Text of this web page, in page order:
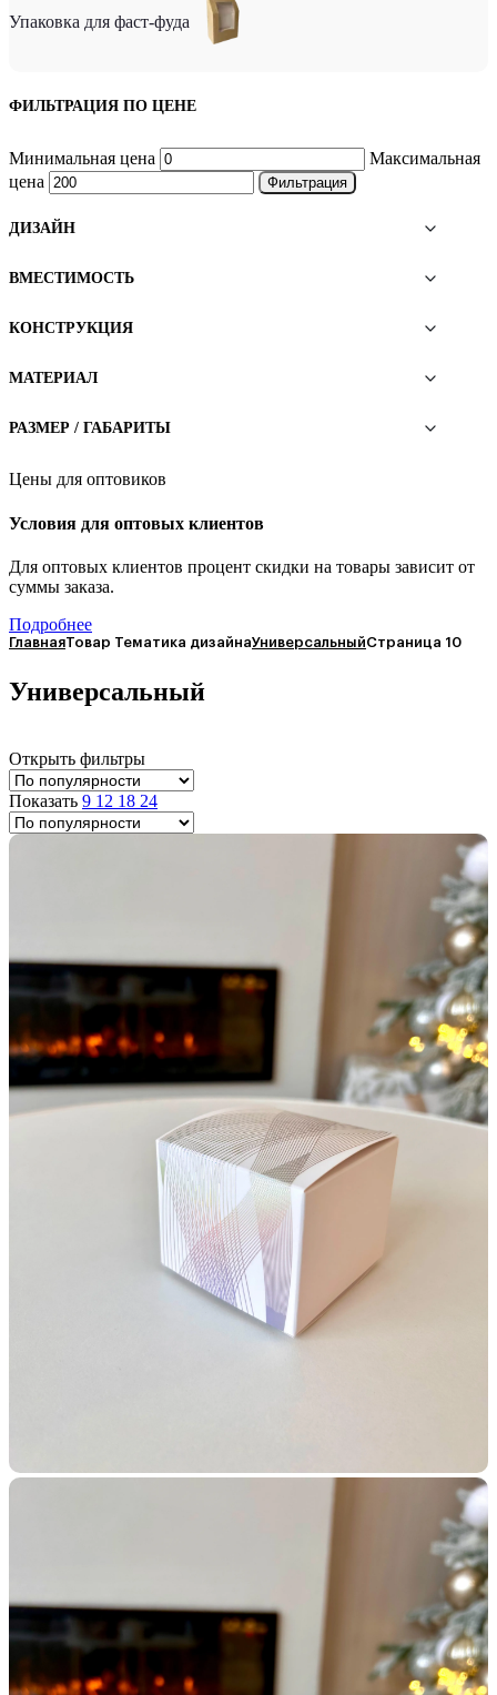
Упаковка для фаст-фуда
ФИЛЬТРАЦИЯ ПО ЦЕНЕ
Минимальная цена
Максимальная
цена
Фильтрация
ДИЗАЙН
ВМЕСТИМОСТЬ
КОНСТРУКЦИЯ
МАТЕРИАЛ
РАЗМЕР / ГАБАРИТЫ
Цены для оптовиков
Условия для оптовых клиентов
Для оптовых клиентов процент скидки на товары зависит от
суммы заказа.
Подробнее
ГлавнаяТовар Тематика дизайнаУниверсальныйСтраница 10
Универсальный
Открыть фильтры
Показать 9 12 18 24